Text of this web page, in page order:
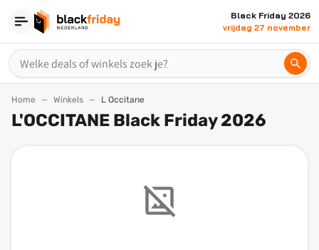
Black Friday 2026
vrijdag 27 november
Home Winkels L Occitane
L'OCCITANE Black Friday 2026